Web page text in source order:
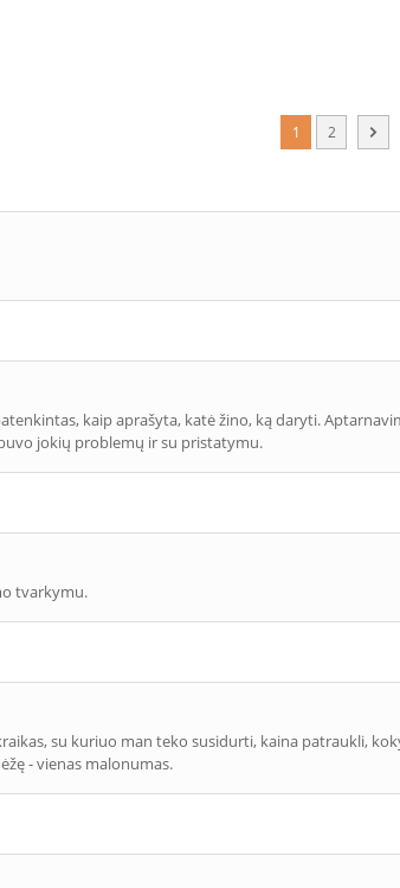
1 2
kaip aprašyta, katė žino, ką daryti.
jokių problemų ir su pristatymu.
tvarkymu.
su kuriuo man teko susidurti, kaina patraukli,
- vienas malonumas.